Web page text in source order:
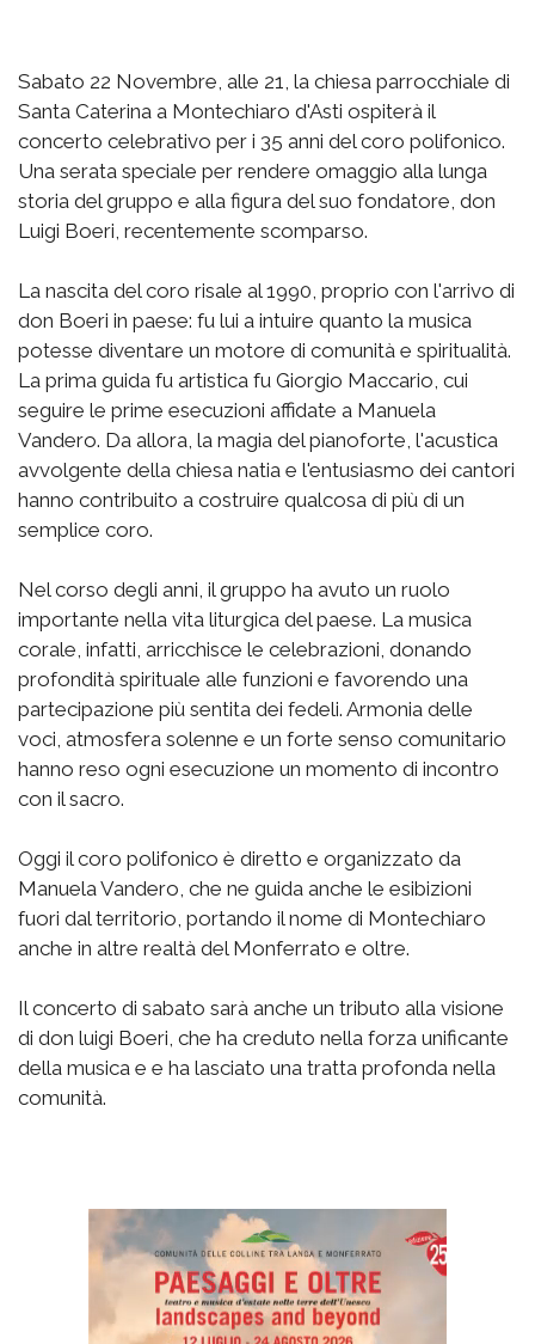
Sabato 22 Novembre, alle 21, la chiesa parrocchiale di
Santa Caterina a Montechiaro d'Asti ospiterà il
concerto celebrativo per i 35 anni del coro polifonico.
Una serata speciale per rendere omaggio alla lunga
storia del gruppo e alla figura del suo fondatore, don
Luigi Boeri, recentemente scomparso.
La nascita del coro risale al 1990, proprio con l'arrivo di
don Boeri in paese: fu lui a intuire quanto la musica
potesse diventare un motore di comunità e spiritualità.
La prima guida fu artistica fu Giorgio Maccario, cui
seguire le prime esecuzioni affidate a Manuela
Vandero. Da allora, la magia del pianoforte, l'acustica
avvolgente della chiesa natia e l'entusiasmo dei cantori
hanno contribuito a costruire qualcosa di più di un
semplice coro.
Nel corso degli anni, il gruppo ha avuto un ruolo
importante nella vita liturgica del paese. La musica
corale, infatti, arricchisce le celebrazioni, donando
profondità spirituale alle funzioni e favorendo una
partecipazione più sentita dei fedeli. Armonia delle
voci, atmosfera solenne e un forte senso comunitario
hanno reso ogni esecuzione un momento di incontro
con il sacro.
Oggi il coro polifonico è diretto e organizzato da
Manuela Vandero, che ne guida anche le esibizioni
fuori dal territorio, portando il nome di Montechiaro
anche in altre realtà del Monferrato e oltre.
Il concerto di sabato sarà anche un tributo alla visione
di don luigi Boeri, che ha creduto nella forza unificante
della musica e e ha lasciato una tratta profonda nella
comunità.